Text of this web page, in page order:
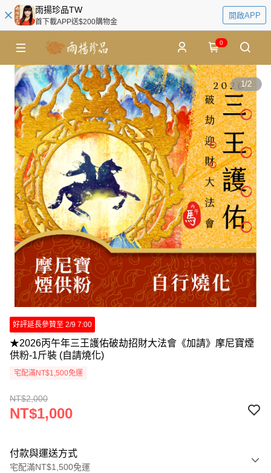
雨揚珍品TW
首下載APP送$200購物金
開啟APP
0
1/2
好評延長參贊至 2/9 7:00
★2026丙午年三王護佑破劫招財大法會《加請》摩尼寶煙
供粉-1斤裝 (自請燒化)
宅配滿NT$1,500免運
NT$2,000
NT$1,000
付款與運送方式
宅配滿NT$1,500免運